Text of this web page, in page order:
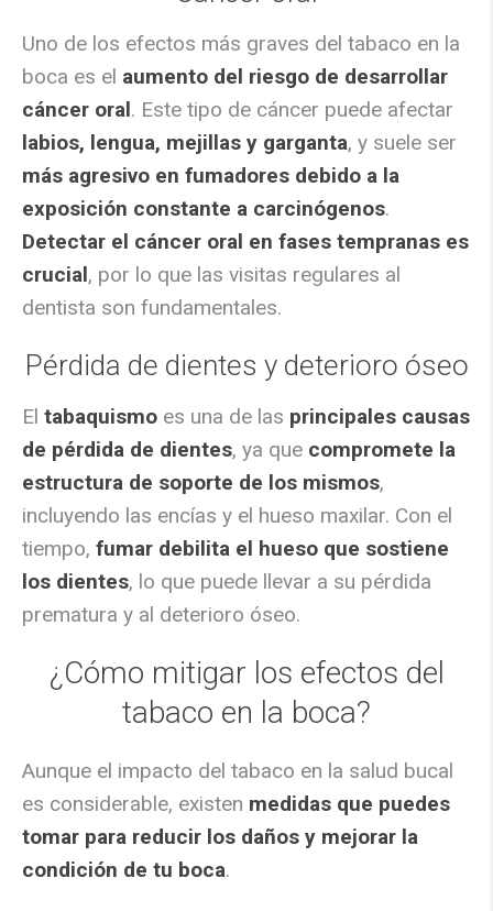
Uno de los efectos más graves del tabaco en la
boca es el aumento del riesgo de desarrollar
cáncer oral. Este tipo de cáncer puede afectar
labios, lengua, mejillas y garganta, y suele ser
más agresivo en fumadores debido a la
exposición constante a carcinógenos.
Detectar el cáncer oral en fases tempranas es
crucial, por lo que las visitas regulares al
dentista son fundamentales.
Pérdida de dientes y deterioro óseo
El tabaquismo es una de las principales causas
de pérdida de dientes, ya que compromete la
estructura de soporte de los mismos,
incluyendo las encías y el hueso maxilar. Con el
tiempo, fumar debilita el hueso que sostiene
los dientes, lo que puede llevar a su pérdida
prematura y al deterioro óseo.
¿Cómo mitigar los efectos del
tabaco en la boca?
Aunque el impacto del tabaco en la salud bucal
es considerable, existen medidas que puedes
tomar para reducir los daños y mejorar la
condición de tu boca.